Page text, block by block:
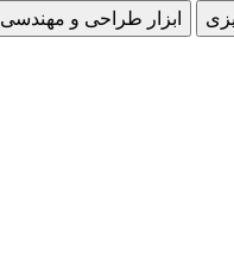
ابزار طراحی و مهندسی